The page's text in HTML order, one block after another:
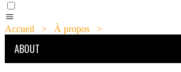
Accueil > À propos >
ABOUT